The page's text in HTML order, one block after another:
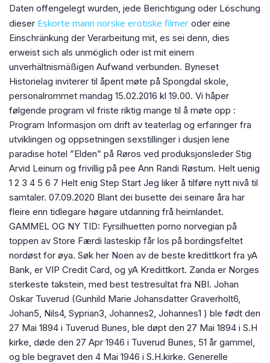
Daten offengelegt wurden, jede Berichtigung oder Löschung
dieser Eskorte mann norske erotiske filmer oder eine
Einschränkung der Verarbeitung mit, es sei denn, dies
erweist sich als unmöglich oder ist mit einem
unverhältnismäßigen Aufwand verbunden. Byneset
Historielag inviterer til åpent møte på Spongdal skole,
personalrommet mandag 15.02.2016 kl 19.00. Vi håper
følgende program vil friste riktig mange til å møte opp :
Program Informasjon om drift av teaterlag og erfaringer fra
utviklingen og oppsetningen sexstillinger i dusjen lene
paradise hotel ”Elden” på Røros ved produksjonsleder Stig
Arvid Leinum og frivillig på pee Ann Randi Røstum. Helt uenig
1 2 3 4 5 6 7 Helt enig Step Start Jeg liker å tilføre nytt nivå til
samtaler. 07.09.2020 Blant dei busette dei seinare åra har
fleire enn tidlegare høgare utdanning frå heimlandet.
GAMMEL OG NY TID: Fyrsilhuetten porno norvegian på
toppen av Store Færdi lasteskip får los på bordingsfeltet
nordøst for øya. Søk her Noen av de beste kredittkort fra yA
Bank, er VIP Credit Card, og yA Kredittkort. Zanda er Norges
sterkeste takstein, med best testresultat fra NBI. Johan
Oskar Tuverud (Gunhild Marie Johansdatter Graverholt6,
Johan5, Nils4, Syprian3, Johannes2, Johannes1 ) ble født den
27 Mai 1894 i Tuverud Bunes, ble døpt den 27 Mai 1894 i S.H
kirke, døde den 27 Apr 1946 i Tuverud Bunes, 51 år gammel,
og ble begravet den 4 Mai 1946 i S.H.kirke. Generelle